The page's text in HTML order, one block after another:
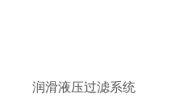
润滑液压过滤系统